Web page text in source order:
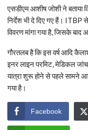
एसडीएम आशीष जोशी ने बताया
निर्देश भी दे दिए गए हैं। ITBP
विवरण मांगा गया है, जिसके बाद
गौरतलब है कि इस वर्ष आदि
इनर लाइन परमिट, मेडिकल
यात्रा शुरू होने से पहले सामने
गया है।
Facebook